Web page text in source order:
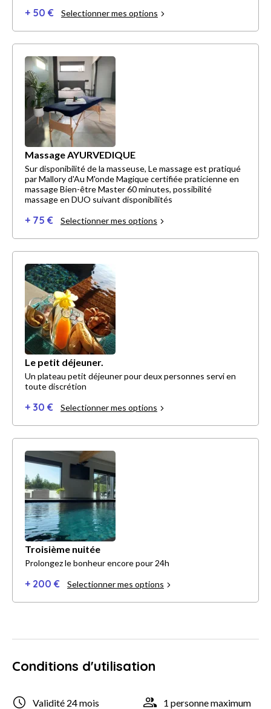
+ 50 € Selectionner mes options
Massage AYURVEDIQUE
Sur disponibilité de la masseuse, Le massage est pratiqué
par Mallory d'Au M'onde Magique certifiée praticienne en
massage Bien-être Master 60 minutes, possibilité
massage en DUO suivant disponibilités
+ 75 € Selectionner mes options
Le petit déjeuner.
Un plateau petit déjeuner pour deux personnes servi en
toute discrétion
+ 30 € Selectionner mes options
Troisième nuitée
Prolongez le bonheur encore pour 24h
+ 200 € Selectionner mes options
Conditions d'utilisation
Validité 24 mois 1 personne maximum